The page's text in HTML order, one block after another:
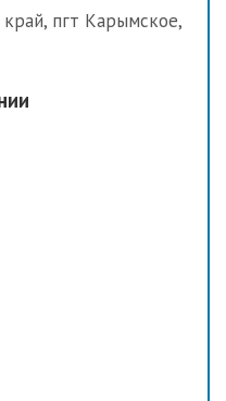
пгт Карымское,